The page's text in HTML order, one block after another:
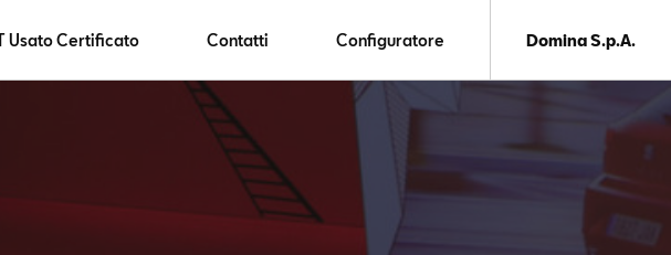
Usato Certificato Contatti Configuratore Domina S.p.A.